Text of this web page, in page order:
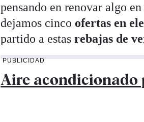
pensando en renovar algo
dejamos cinco ofertas en
partido a estas rebajas de
PUBLICIDAD
Aire